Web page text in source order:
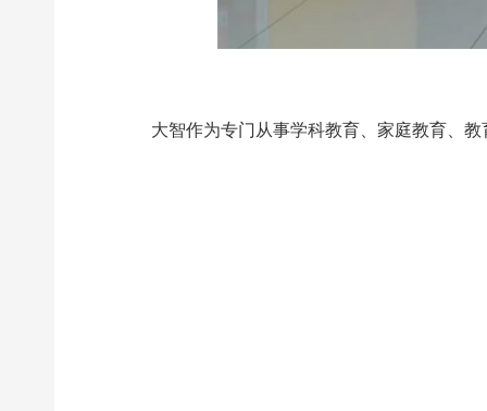
大智作为专门从事学科教育、家庭教育、